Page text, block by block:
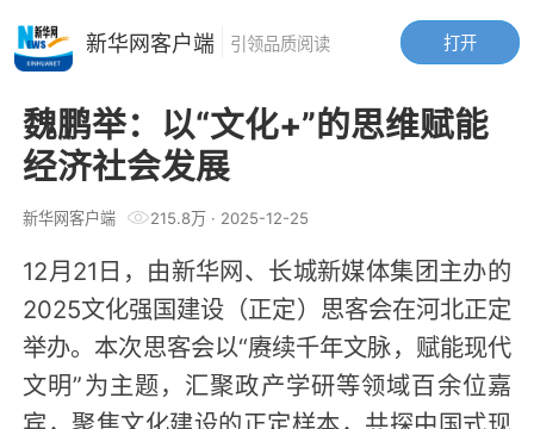
魏鹏举：以“文化+”的思维赋能
经济社会发展
新华网客户端 215.8万· 2025-12-25
12月21日，由新华网、长城新媒体集团主办的
2025文化强国建设（正定）思客会在河北正定
举办。本次思客会以“赓续千年文脉，赋能现代
文明”为主题，汇聚政产学研等领域百余位嘉
宾，聚焦文化建设的正定样本，共探中国式现
打开
新华网客户端 引领品质阅读